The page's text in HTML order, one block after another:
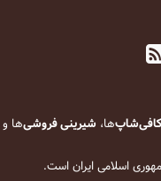
کافی‌شاپ‌ها، شیرینی فروشی‌ها و
اسلامی ایران است.